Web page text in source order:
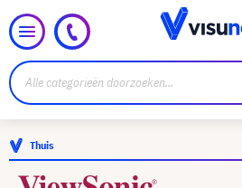
Thuis